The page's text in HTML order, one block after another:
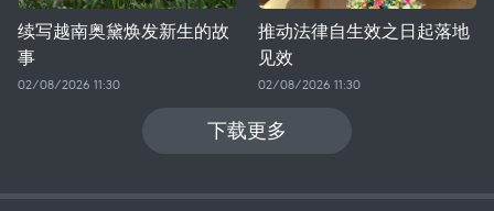
续写越南奥黛焕发新生的故
事
02/08/2026 11:30
推动法律自生效之日起落地
见效
02/08/2026 11:30
下载更多